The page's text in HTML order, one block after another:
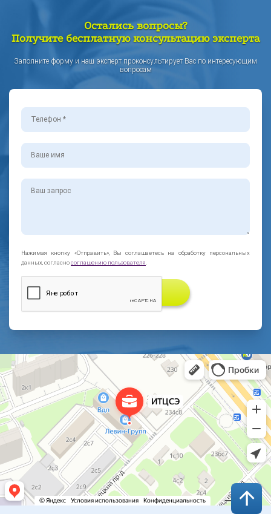
Остались вопросы?
Получите бесплатную консультацию эксперта
Заполните форму и наш эксперт проконсультирует Вас по интересующим
вопросам
Нажимая кнопку «Отправить», Вы соглашаетесь на обработку персональных
данных, согласносоглашению пользователя